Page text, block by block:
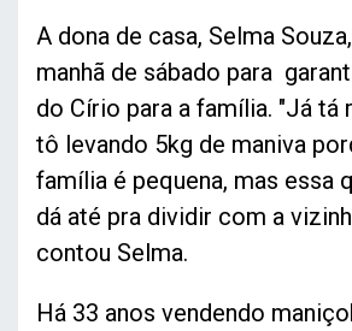
A dona de casa, Selma
manhã de sábado para
do Círio para a família. "Já tá
tô levando 5kg de maniva
família é pequena, mas essa
dá até pra dividir com a
contou Selma.
Há 33 anos vendendo